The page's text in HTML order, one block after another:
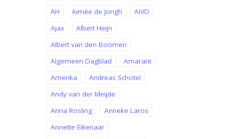
AH
Aimée de Jongh
AiVD
Ajax
Albert Heijn
Albert van den Boomen
Algemeen Dagblad
Amarant
Amerika
Andreas Schotel
Andy van der Meijde
Anna Rosling
Anneke Laros
Annette Eikenaar